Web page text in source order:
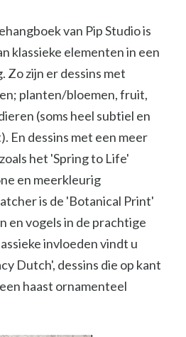
van Pip Studio is
klassieke elementen in een
Zo zijn er dessins met
planten/bloemen, fruit,
(soms heel subtiel en
En dessins met een meer
het 'Spring to Life'
en meerkleurig
is de 'Botanical Print'
en vogels in de prachtige
invloeden vindt u
Dutch', dessins die op kant
haast ornamenteel